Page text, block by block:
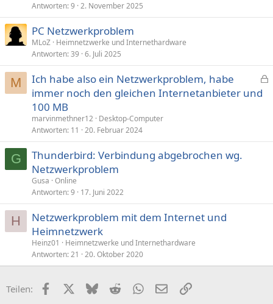
Antworten 9 2. November 2025
PC Netzwerkproblem
MLoZ Heimnetzwerke und Internethardware
Antworten 39 6. Juli 2025
M
r
Ich habe also ein Netzwerkproblem, habe
immer noch den gleichen Internetanbieter und
100 MB
marvinmethner12 Desktop-Computer
Antworten 11 20. Februar 2024
G
Thunderbird: Verbindung abgebrochen wg.
Netzwerkproblem
Gusa Online
Antworten 9 17. Juni 2022
H
Netzwerkproblem mit dem Internet und
Heimnetzwerk
Heinz01
Heimnetzwerke und Internethardware
Antworten 21 20. Oktober 2020
Teilen: FacebookX (Twitter)
BlueskyRedditWhatsApp
E-MailLink